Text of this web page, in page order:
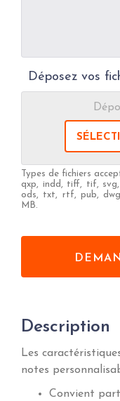
Déposez vos
Types de fichiers
qxp, indd, tiff, tif,
ods, txt, rtf, pub,
MB.
Description
Les
notes
Convient